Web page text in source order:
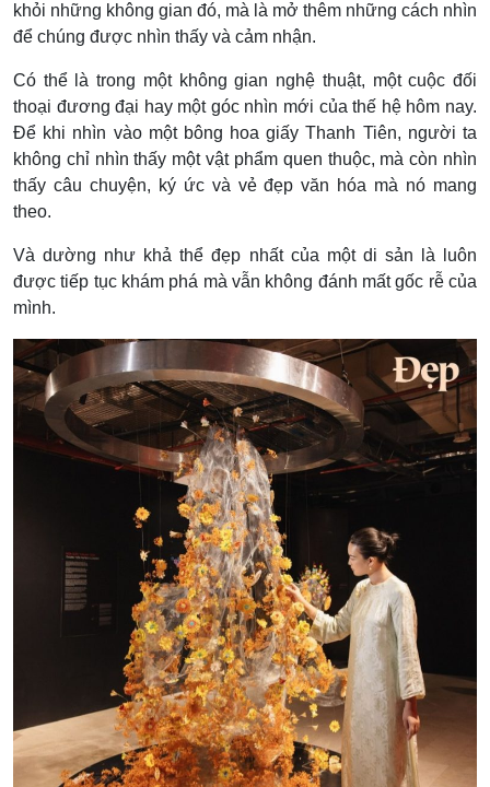
khỏi những không gian đó, mà là mở thêm những cách nhìn
để chúng được nhìn thấy và cảm nhận.
Có thể là trong một không gian nghệ thuật, một cuộc đối
thoại đương đại hay một góc nhìn mới của thế hệ hôm nay.
Để khi nhìn vào một bông hoa giấy Thanh Tiên, người ta
không chỉ nhìn thấy một vật phẩm quen thuộc, mà còn nhìn
thấy câu chuyện, ký ức và vẻ đẹp văn hóa mà nó mang
theo.
Và dường như khả thể đẹp nhất của một di sản là luôn
được tiếp tục khám phá mà vẫn không đánh mất gốc rễ của
mình.